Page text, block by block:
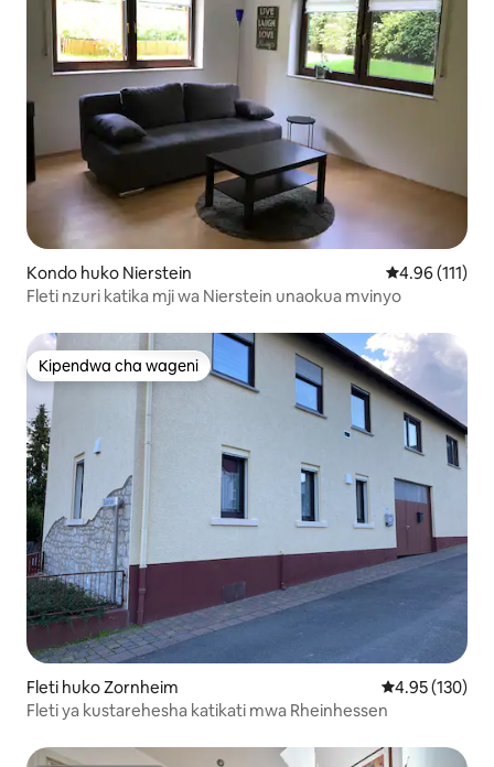
Kondo huko Nierstein Ukadiriaji wa
4.96 (111)
Fleti nzuri katika mji wa Nierstein unaokua mvinyo
Kipendwa cha wageni
Kipendwa cha wageni
Fleti huko Zornheim Ukadiriaji wa
4.95 (130)
Fleti ya kustarehesha katikati mwa Rheinhessen